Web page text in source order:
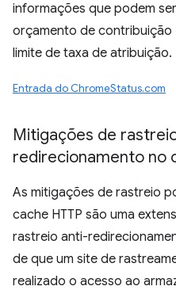
informações que podem
orçamento de contribuição
limite de taxa de atribuição.
Entrada do ChromeStatus.com
Mitigações de
redirecionamento no
As mitigações de rastreio
cache HTTP são uma
rastreio anti-
de que um site de
realizado o acesso ao